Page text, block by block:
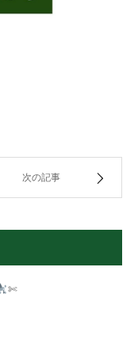
次の記事
✄